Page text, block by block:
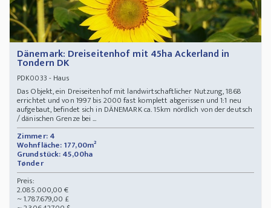
Dänemark: Dreiseitenhof mit 45ha Ackerland in
Tondern DK
PDK0033 - Haus
Das Objekt, ein Dreiseitenhof mit landwirtschaftlicher Nutzung, 1868
errichtet und von 1997 bis 2000 fast komplett abgerissen und 1:1 neu
aufgebaut, befindet sich in DÄNEMARK ca. 15km nördlich von der deutsch
/ dänischen Grenze bei ...
Zimmer: 4
Wohnfläche: 177,00m²
Grundstück: 45,00ha
Tønder
Preis:
2.085.000,00 €
~ 1.787.679,00 £